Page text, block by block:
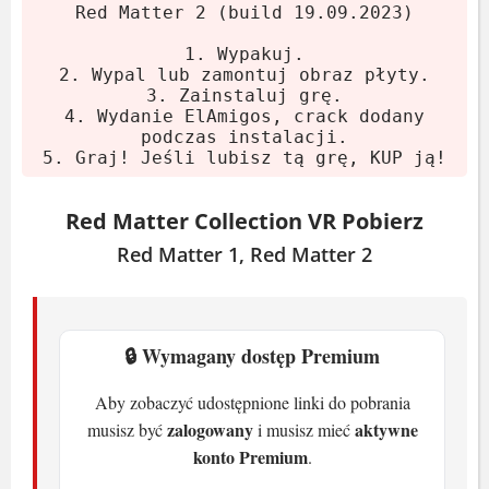
Graj. Jeśli ci się podoba, kup oryginał.
Wymagania systemowe
Minimalne (Red Matter 1)
Procesor:Intel i3-6100 / AMD FX4350
Karta graficzna: Nvidia GTX 970 lub
Miejsce na dysku:3 GB
Zalecane (Red Matter 1)
Windows 10
Red Matter 2 (build 19.09.2023)
1. Wypakuj.
2. Wypal lub zamontuj obraz płyty.
3. Zainstaluj grę.
4. Wydanie ElAmigos, crack dodany
podczas instalacji.
5. Graj! Jeśli lubisz tą grę, KUP ją!
Red Matter Collection VR Pobierz
Red Matter 1, Red Matter 2
🔒 Wymagany dostęp Premium
Aby zobaczyć udostępnione linki do pobrania
musisz byćzalogowanyi musisz miećaktywne
konto Premium.